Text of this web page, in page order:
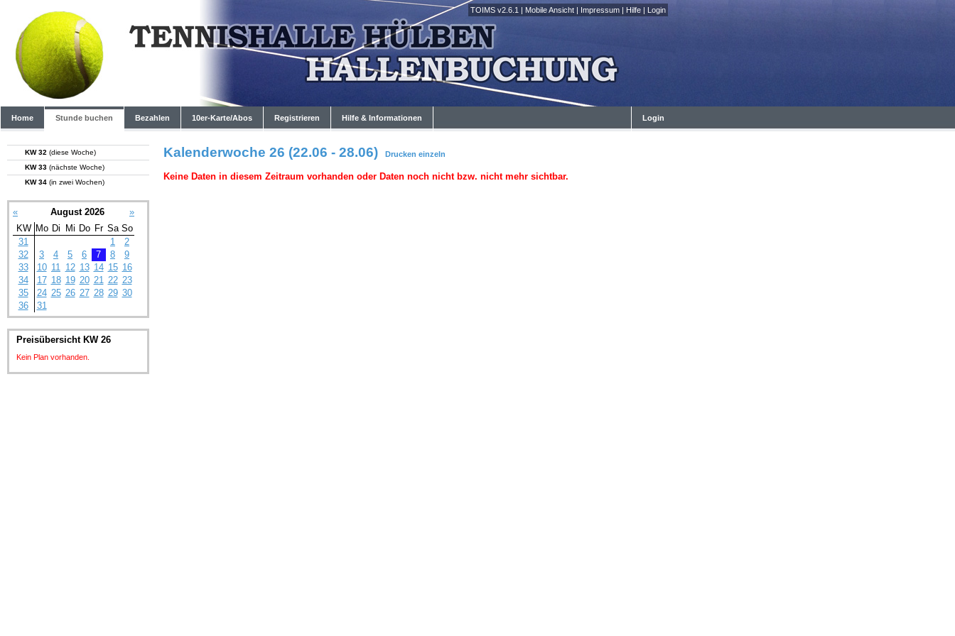
TOIMS v2.6.1 | Mobile Ansicht | Impressum | Hilfe | Login
Home Stunde buchen Bezahlen 10er-Karte/Abos Registrieren Hilfe & Informationen Login
KW 32 (diese Woche)
KW 33 (nächste Woche)
KW 34 (in zwei Wochen)
« August 2026
»
KW Mo Di Mi Do Fr Sa So
31
1
2
32
3 4 5 6 7 8
9
33
10 11 12 13 14 15 16
34
17 18 19 20 21 22 23
35
24 25 26 27 28 29 30
36
31
Preisübersicht KW 26
Kein Plan vorhanden.
Kalenderwoche 26 (22.06 - 28.06) Drucken einzeln
Keine Daten in diesem Zeitraum vorhanden oder Daten noch nicht bzw. nicht mehr sichtbar.